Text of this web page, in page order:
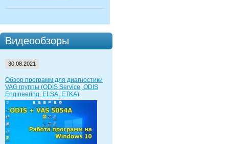
Видеообзоры
30.08.2021
Обзор программ для диагностики
VAG группы (ODIS Service, ODIS
Engineering, ELSA, ETKA)